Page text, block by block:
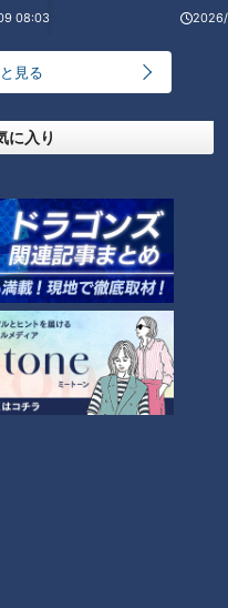
08:03
見る
に入り
人子持ちの大家族トーク】
くさんならではの気を使う
面とは・・・！？